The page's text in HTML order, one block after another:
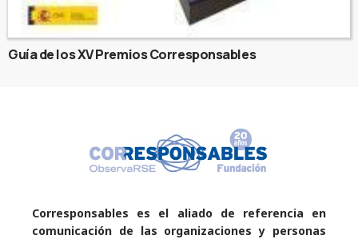
Guía de los XV Premios Corresponsables
Corresponsables es el aliado de referencia en
comunicación de las organizaciones y personas